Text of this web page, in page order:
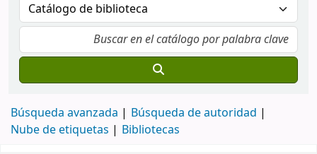
Búsqueda avanzada
Búsqueda de autoridad
Nube de etiquetas
Bibliotecas